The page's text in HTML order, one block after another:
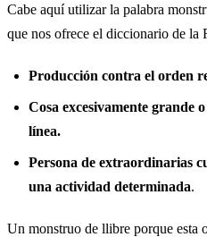
Cabe aquí utilizar la palabra
que nos ofrece el diccionario de la
Producción contra el orden
Cosa excesivamente grande
línea.
Persona de extraordinarias
una actividad determinada.
Un monstruo de llibre porque esta